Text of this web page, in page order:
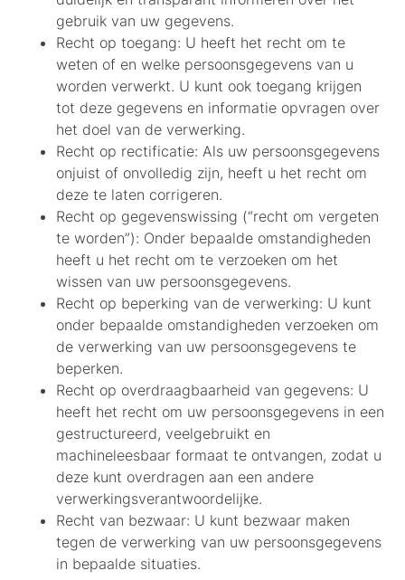
gebruik van uw gegevens.
Recht op toegang: U heeft het recht om te
weten of en welke persoonsgegevens van u
worden verwerkt. U kunt ook toegang krijgen
tot deze gegevens en informatie opvragen over
het doel van de verwerking.
Recht op rectificatie: Als uw persoonsgegevens
onjuist of onvolledig zijn, heeft u het recht om
deze te laten corrigeren.
Recht op gegevenswissing (“recht om vergeten
te worden”): Onder bepaalde omstandigheden
heeft u het recht om te verzoeken om het
wissen van uw persoonsgegevens.
Recht op beperking van de verwerking: U kunt
onder bepaalde omstandigheden verzoeken om
de verwerking van uw persoonsgegevens te
beperken.
Recht op overdraagbaarheid van gegevens: U
heeft het recht om uw persoonsgegevens in een
gestructureerd, veelgebruikt en
machineleesbaar formaat te ontvangen, zodat u
deze kunt overdragen aan een andere
verwerkingsverantwoordelijke.
Recht van bezwaar: U kunt bezwaar maken
tegen de verwerking van uw persoonsgegevens
in bepaalde situaties.